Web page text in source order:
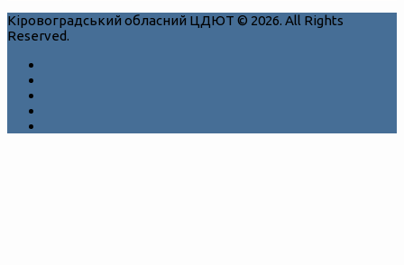
Кіровоградський обласний ЦДЮТ © 2026. All Rights
Reserved.